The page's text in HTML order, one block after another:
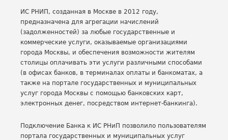
ИС РНИП, созданная в Москве в 2012 году,
предназначена для агрегации начислений
(задолженностей) за любые государственные и
коммерческие услуги, оказываемые организациями
города Москвы, и обеспечения возможности жителям
столицы оплачивать эти услуги различными способами
(в офисах банков, в терминалах оплаты и банкоматах, а
также на портале государственных и муниципальных
услуг города Москвы с помощью банковских карт,
электронных денег, посредством интернет-банкинга).
Подключение Банка к ИС РНиП позволило пользователям
портала государственных и муниципальных услуг